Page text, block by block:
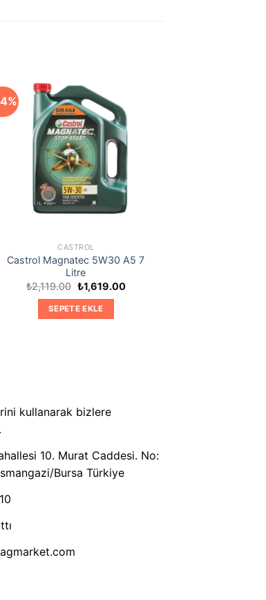
CASTROL
Castrol Magnatec 5W30 A5 7
Litre
₺2,119.00 Orijinal
fiyat:
₺2,119.00.
₺1,619.00Şu
SEPETE EKLE
kullanarak bizlere
10. Murat Caddesi. No:
Bursa Türkiye